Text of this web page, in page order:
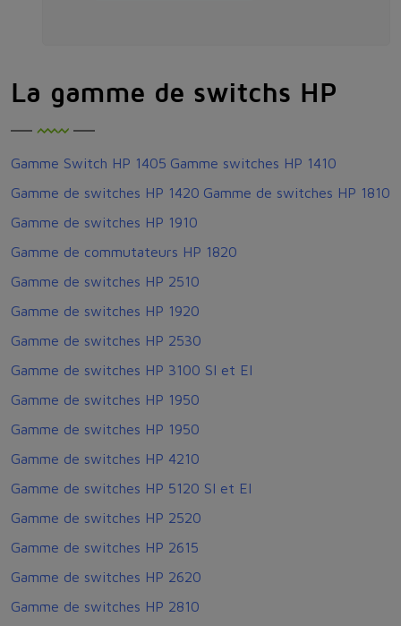
La gamme de switchs HP
Gamme Switch HP 1405 Gamme switches HP 1410
Gamme de switches HP 1420 Gamme de switches HP 1810
Gamme de switches HP 1910
Gamme de commutateurs HP 1820
Gamme de switches HP 2510
Gamme de switches HP 1920
Gamme de switches HP 2530
Gamme de switches HP 3100 SI et EI
Gamme de switches HP 1950
Gamme de switches HP 1950
Gamme de switches HP 4210
Gamme de switches HP 5120 SI et EI
Gamme de switches HP 2520
Gamme de switches HP 2615
Gamme de switches HP 2620
Gamme de switches HP 2810